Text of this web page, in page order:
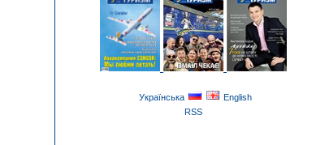
Українська
English
RSS